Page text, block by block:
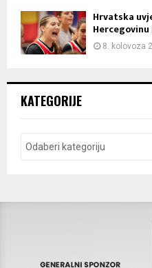
Hrvatska
8. kolovoza
KATEGORIJE